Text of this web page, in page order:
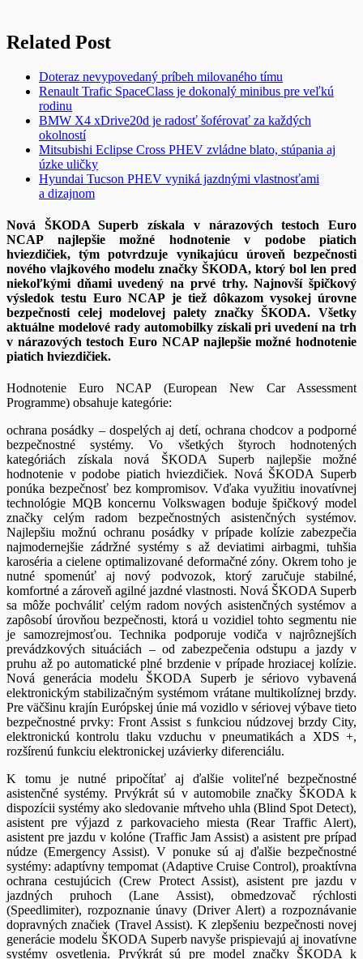
Related Post
Doteraz nevypovedaný príbeh milovaného tímu
Renault Trafic SpaceClass je dokonalý minibus pre veľkú
rodinu
BMW X4 xDrive20d je radosť šoférovať za každých
okolností
Mitsubishi Eclipse Cross PHEV zvládne blato, stúpania aj
úzke uličky
Hyundai Tucson PHEV vyniká jazdnými vlastnosťami
a dizajnom
Nová ŠKODA Superb získala v nárazových testoch Euro
NCAP najlepšie možné hodnotenie v podobe piatich
hviezdičiek, tým potvrdzuje vynikajúcu úroveň bezpečnosti
nového vlajkového modelu značky ŠKODA, ktorý bol len pred
niekoľkými dňami uvedený na prvé trhy. Najnovší špičkový
výsledok testu Euro NCAP je tiež dôkazom vysokej úrovne
bezpečnosti celej modelovej palety značky ŠKODA. Všetky
aktuálne modelové rady automobilky získali pri uvedení na trh
v nárazových testoch Euro NCAP najlepšie možné hodnotenie
piatich hviezdičiek.
Hodnotenie Euro NCAP (European New Car Assessment
Programme) obsahuje kategórie:
ochrana posádky – dospelých aj detí, ochrana chodcov a podporné
bezpečnostné systémy. Vo všetkých štyroch hodnotených
kategóriách získala nová ŠKODA Superb najlepšie možné
hodnotenie v podobe piatich hviezdičiek. Nová ŠKODA Superb
ponúka bezpečnosť bez kompromisov. Vďaka využitiu inovatívnej
technológie MQB koncernu Volkswagen boduje špičkový model
značky celým radom bezpečnostných asistenčných systémov.
Najlepšiu možnú ochranu posádky v prípade kolízie zabezpečia
najmodernejšie zádržné systémy s až deviatimi airbagmi, tuhšia
karoséria a cielene optimalizované deformačné zóny. Okrem toho je
nutné spomenúť aj nový podvozok, ktorý zaručuje stabilné,
komfortné a zároveň agilné jazdné vlastnosti. Nová ŠKODA Superb
sa môže pochváliť celým radom nových asistenčných systémov a
zapôsobí úrovňou bezpečnosti, ktorá u vozidiel tohto segmentu nie
je samozrejmosťou. Technika podporuje vodiča v najrôznejších
prevádzkových situáciách – od zabezpečenia odstupu a jazdy v
pruhu až po automatické plné brzdenie v prípade hroziacej kolízie.
Nová generácia modelu ŠKODA Superb je sériovo vybavená
elektronickým stabilizačným systémom vrátane multikolíznej brzdy.
Pre väčšinu krajín Európskej únie má vozidlo v sériovej výbave tieto
bezpečnostné prvky: Front Assist s funkciou núdzovej brzdy City,
elektronickú kontrolu tlaku vzduchu v pneumatikách a XDS +,
rozšírenú funkciu elektronickej uzávierky diferenciálu.
K tomu je nutné pripočítať aj ďalšie voliteľné bezpečnostné
asistenčné systémy. Prvýkrát sú v automobile značky ŠKODA k
dispozícii systémy ako sledovanie mŕtveho uhla (Blind Spot Detect),
asistent pre výjazd z parkovacieho miesta (Rear Traffic Alert),
asistent pre jazdu v kolóne (Traffic Jam Assist) a asistent pre prípad
núdze (Emergency Assist). V ponuke sú aj ďalšie bezpečnostné
systémy: adaptívny tempomat (Adaptive Cruise Control), proaktívna
ochrana cestujúcich (Crew Protect Assist), asistent pre jazdu v
jazdných pruhoch (Lane Assist), obmedzovač rýchlosti
(Speedlimiter), rozpoznanie únavy (Driver Alert) a rozpoznávanie
dopravných značiek (Travel Assist). K zlepšeniu bezpečnosti novej
generácie modelu ŠKODA Superb navyše prispievajú aj inovatívne
systémy osvetlenia. Prvýkrát sú pre model značky ŠKODA k